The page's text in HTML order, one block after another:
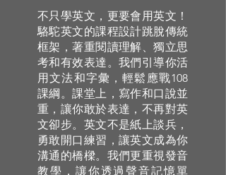
不只學英文，更要會用英文！
駱駝英文的課程設計跳脫傳統
框架，著重閱讀理解、獨立思
考和有效表達。我們引導你活
用文法和字彙，輕鬆應戰108
課綱。課堂上，寫作和口說並
重，讓你敢於表達，不再對英
文卻步。英文不是紙上談兵，
勇敢開口練習，讓英文成為你
溝通的橋樑。我們更重視發音
教學，讓你透過聲音記憶單